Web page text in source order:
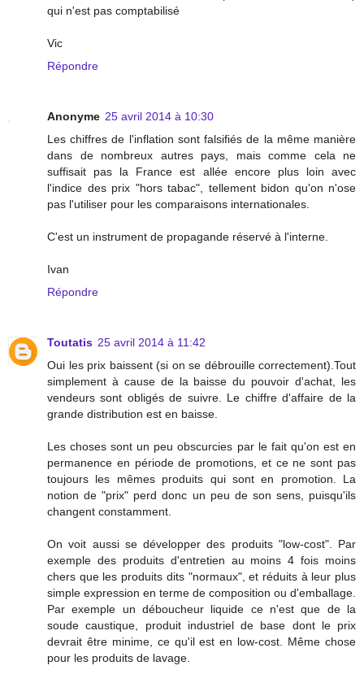
qui n'est pas comptabilisé
Vic
Répondre
Anonyme 25 avril 2014 à 10:30
Les chiffres de l'inflation sont falsifiés de la même manière
dans de nombreux autres pays, mais comme cela ne
suffisait pas la France est allée encore plus loin avec
l'indice des prix "hors tabac", tellement bidon qu'on n'ose
pas l'utiliser pour les comparaisons internationales.
C'est un instrument de propagande réservé à l'interne.
Ivan
Répondre
Toutatis 25 avril 2014 à 11:42
Oui les prix baissent (si on se débrouille correctement).Tout
simplement à cause de la baisse du pouvoir d'achat, les
vendeurs sont obligés de suivre. Le chiffre d'affaire de la
grande distribution est en baisse.
Les choses sont un peu obscurcies par le fait qu'on est en
permanence en période de promotions, et ce ne sont pas
toujours les mêmes produits qui sont en promotion. La
notion de "prix" perd donc un peu de son sens, puisqu'ils
changent constamment.
On voit aussi se développer des produits "low-cost". Par
exemple des produits d'entretien au moins 4 fois moins
chers que les produits dits "normaux", et réduits à leur plus
simple expression en terme de composition ou d'emballage.
Par exemple un déboucheur liquide ce n'est que de la
soude caustique, produit industriel de base dont le prix
devrait être minime, ce qu'il est en low-cost. Même chose
pour les produits de lavage.